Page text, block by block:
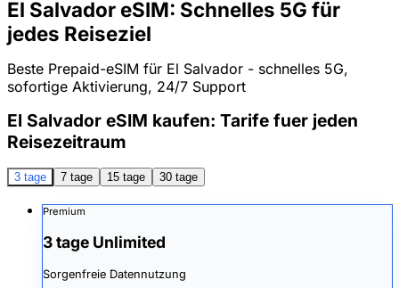
El Salvador eSIM: Schnelles 5G für
jedes Reiseziel
Beste Prepaid-eSIM für El Salvador - schnelles 5G,
sofortige Aktivierung, 24/7 Support
El Salvador eSIM kaufen: Tarife fuer jeden
Reisezeitraum
3 tage 7 tage 15 tage 30 tage
Premium
3 tage Unlimited
Sorgenfreie Datennutzung